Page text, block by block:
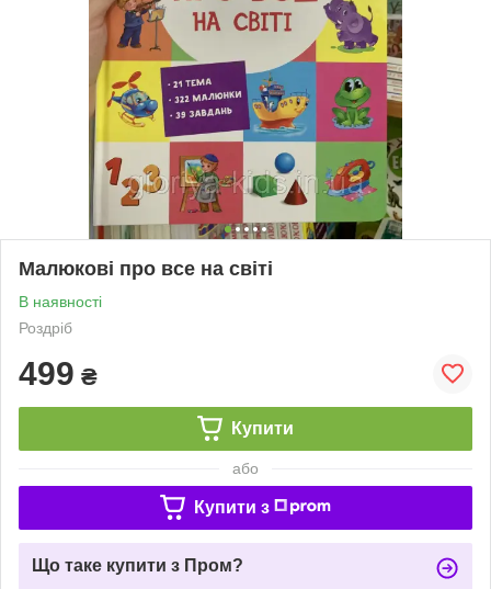
Малюкові про все на світі
В наявності
Роздріб
499 ₴
Купити
або
Купити з
Що таке купити з Пром?